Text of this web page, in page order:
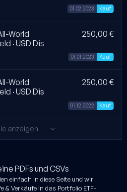
01.02.2023 Kauf
World
· USD Dis
250,00 €
01.01.2023 Kauf
World
· USD Dis
250,00 €
01.12.2022 Kauf
anzeigen
PDFs und CSVs
einfach in diese Seite und wir
& Verkäufe in das Portfolio ETF-